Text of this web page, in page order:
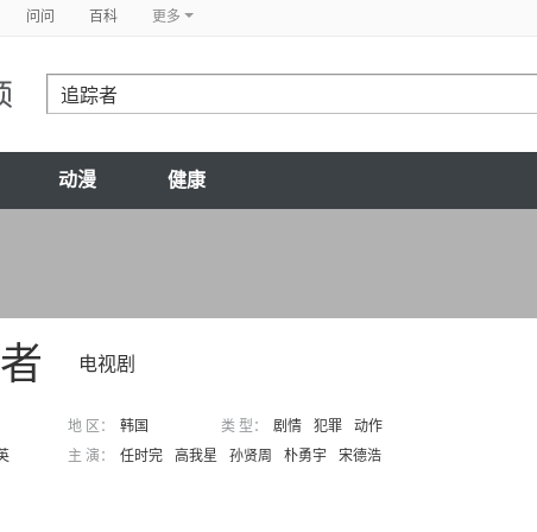
问问 百科 更多
动漫 健康
电视剧
地 区： 韩国 类 型： 剧情 犯罪
动作
主 演： 任时完 高我星 孙贤周 朴勇宇 宋德浩